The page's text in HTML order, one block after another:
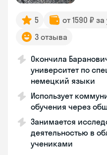
5 от 1590 ₽
3 отзыва
Окончила
университет по
немецкий языки
Использует
обучения через
Занимается
деятельностью в
учениками